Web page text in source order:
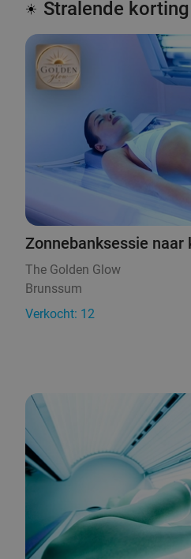
☀️ Stralende
Zonnebanksessie naar
The Golden Glow
Brunssum
Verkocht: 12